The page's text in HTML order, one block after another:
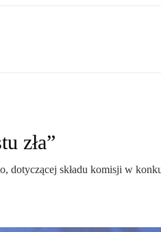
zła”
składu komisji w